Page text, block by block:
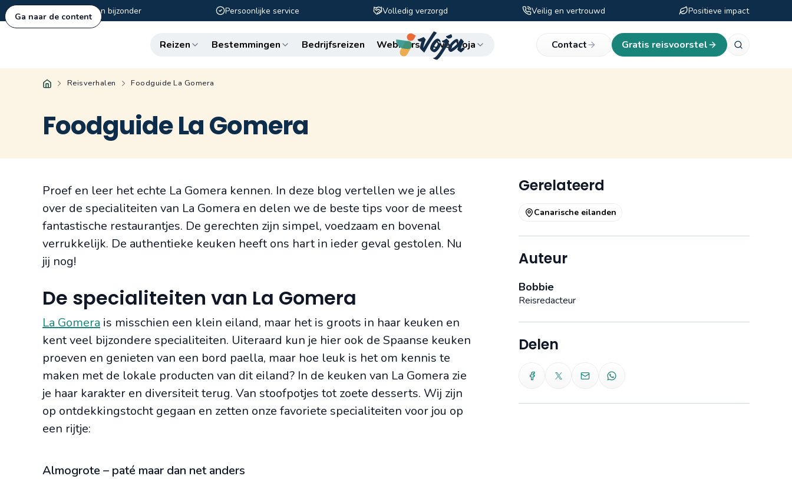
Ga naar de content
Authentiek en bijzonder Persoonlijke service Volledig verzorgd Veilig en vertrouwd Positieve impact
Reizen Bestemmingen Bedrijfsreizen Webinars Over Voja Contact Gratis reisvoorstel
Reisverhalen Foodguide La Gomera
Foodguide La Gomera
Proef en leer het echte La Gomera kennen. In deze blog vertellen we je alles
over de specialiteiten van La Gomera en delen we de beste tips voor de meest
fantastische restaurantjes. De gerechten zijn simpel, voedzaam en bovenal
verrukkelijk. De authentieke keuken heeft ons hart in ieder geval gestolen. Nu
jij nog!
De specialiteiten van La Gomera
La Gomera is misschien een klein eiland, maar het is groots in haar keuken en
kent veel bijzondere specialiteiten. Uiteraard kun je hier ook de Spaanse keuken
proeven en genieten van een bord paella, maar hoe leuk is het om kennis te
maken met de lokale producten van dit eiland? In de keuken van La Gomera zie
je haar karakter en diversiteit terug. Van stoofpotjes tot zoete desserts. Wij zijn
op ontdekkingstocht gegaan en zetten onze favoriete specialiteiten voor jou op
een rijtje:
Gerelateerd
Canarische eilanden
Auteur
Bobbie
Reisredacteur
Delen
Almogrote – paté maar dan net anders
Zoeken